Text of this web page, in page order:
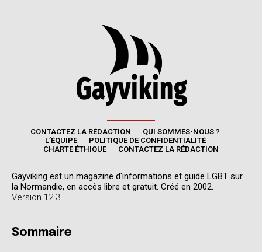
CONTACTEZ LA RÉDACTION
QUI SOMMES-NOUS ?
L’ÉQUIPE
POLITIQUE DE CONFIDENTIALITÉ
CHARTE ÉTHIQUE
CONTACTEZ LA RÉDACTION
Gayviking est un magazine d'informations et guide LGBT sur
la Normandie, en accès libre et gratuit. Créé en 2002.
Version 12.3
Sommaire